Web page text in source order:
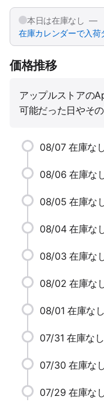
本日は在庫なし —
在庫カレンダーで入荷
価格推移
アップルストアの
可能だった日やそ
08/07 在庫な
08/06 在庫な
08/05 在庫な
08/04 在庫な
08/03 在庫な
08/02 在庫な
08/01 在庫なし
07/31 在庫なし
07/30 在庫な
07/29 在庫な